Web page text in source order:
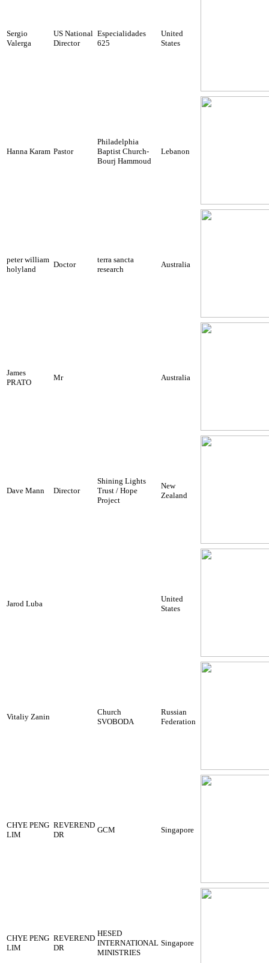
Sergio
Valerga
US National
Director
Especialidades
625
United
States
Hanna Karam Pastor
Philadelphia
Baptist Church-
Bourj Hammoud
Lebanon
peter william
holyland
Doctor
terra sancta
research
Australia
James
PRATO
Mr Australia
Dave Mann Director
Shining Lights
Trust / Hope
Project
New
Zealand
Jarod Luba
United
States
Vitaliy Zanin
Church
SVOBODA
Russian
Federation
CHYE PENG
LIM
REVEREND
DR
GCM Singapore
CHYE PENG
LIM
REVEREND
DR
HESED
INTERNATIONAL
MINISTRIES
Singapore